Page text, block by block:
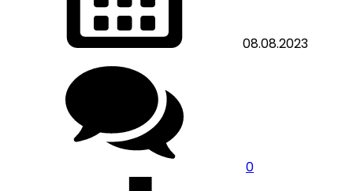
08.08.2023
0